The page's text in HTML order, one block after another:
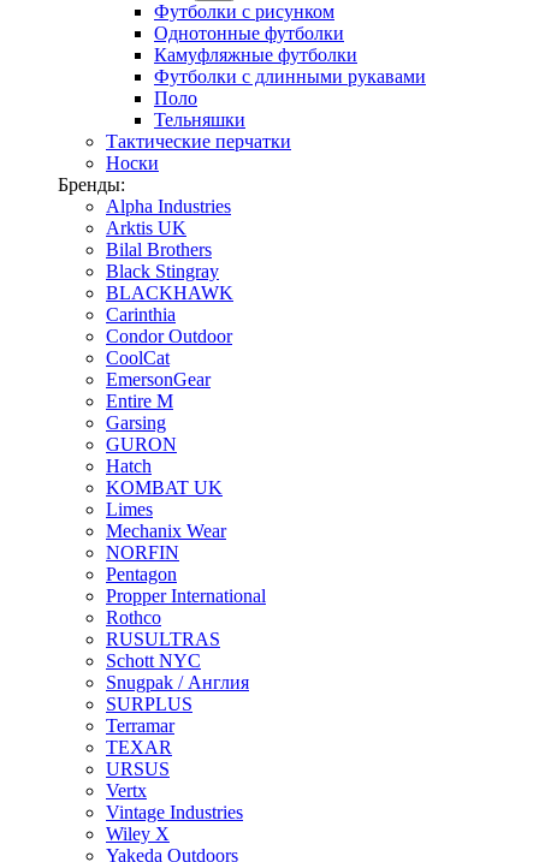
Футболки с рисунком
Однотонные футболки
Камуфляжные футболки
Футболки с длинными рукавами
Поло
Тельняшки
Тактические перчатки
Носки
Бренды:
Alpha Industries
Arktis UK
Bilal Brothers
Black Stingray
BLACKHAWK
Carinthia
Condor Outdoor
CoolCat
EmersonGear
Entire M
Garsing
GURON
Hatch
KOMBAT UK
Limes
Mechanix Wear
NORFIN
Pentagon
Propper International
Rothco
RUSULTRAS
Schott NYC
Snugpak / Англия
SURPLUS
Terramar
TEXAR
URSUS
Vertx
Vintage Industries
Wiley X
Yakeda Outdoors